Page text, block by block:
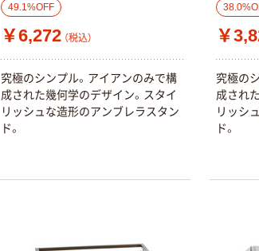
49.1%OFF
￥6,272 （税込）
究極のシンプル。アイアンのみで構
成された幾何学のデザイン。スタイ
リッシュな造形のアンブレラスタン
ド。
￥
究極の
成され
リッシ
ド。